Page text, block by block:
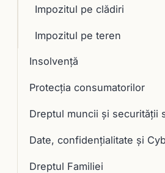
Impozitul pe clădiri
Impozitul pe teren
Insolvență
Protecția consumatorilor
Dreptul muncii și securității
Date, confidențialitate și
Dreptul Familiei